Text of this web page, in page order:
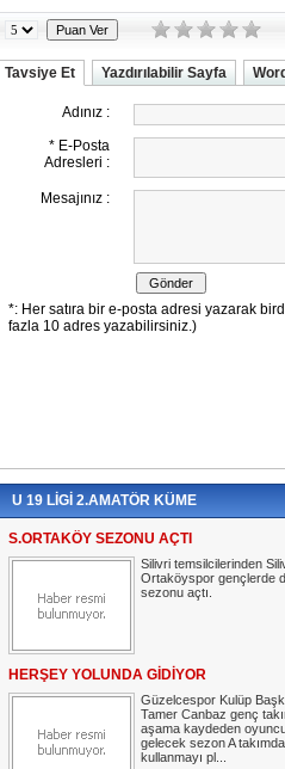
Tavsiye Et Yazdırılabilir Sayfa
U 19 LİGİ 2.AMATÖR KÜME
S.ORTAKÖY SEZONU AÇTI
Silivri temsilcilerinden
Ortaköyspor gençlerde
sezonu açtı.
HERŞEY YOLUNDA GİDİYOR
Güzelcespor Kulüp
Tamer Canbaz genç
aşama kaydeden
gelecek sezon A takımda
kullanmayı pl...